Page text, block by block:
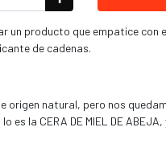
un producto que empatice con
de cadenas.
origen natural, pero nos
es la CERA DE MIEL DE